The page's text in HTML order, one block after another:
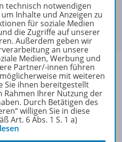
technisch notwendigen
Inhalte und Anzeigen zu
für soziale Medien
die Zugriffe auf unserer
Außerdem geben wir
an unsere
Medien, Werbung und
Partner/-innen führen
mit weiteren
Sie ihnen bereitgestellt
Rahmen Ihrer Nutzung der
Durch Betätigen des
willigen Sie in diese
Art. 6 Abs. 1 S. 1 a)